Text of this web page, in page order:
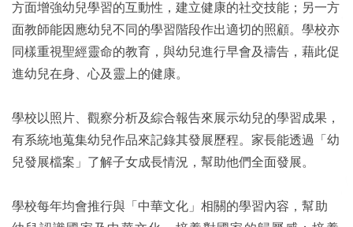
方面增強幼兒學習的互動性，建立健康的社交技能；另一方
面教師能因應幼兒不同的學習階段作出適切的照顧。學校亦
同樣重視聖經靈命的教育，與幼兒進行早會及禱告，藉此促
進幼兒在身、心及靈上的健康。
學校以照片、觀察分析及綜合報告來展示幼兒的學習成果，
有系統地蒐集幼兒作品來記錄其發展歷程。家長能透過「幼
兒發展檔案」了解子女成長情況，幫助他們全面發展。
學校每年均會推行與「中華文化」相關的學習內容， 幫助